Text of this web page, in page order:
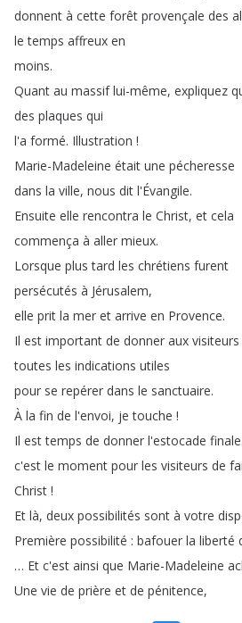
donnent à cette forêt provençale des
le temps affreux en
moins.
Quant au massif lui-même, expliquez
des plaques qui
l'a formé. Illustration !
Marie-Madeleine était une pécheresse
dans la ville, nous dit l'Évangile.
Ensuite elle rencontra le Christ, et cela
commença à aller mieux.
Lorsque plus tard les chrétiens furent
persécutés à Jérusalem,
elle prit la mer et arrive en Provence.
Il est important de donner aux visiteurs
toutes les indications utiles
pour se repérer dans le sanctuaire.
À la fin de l'envoi, je touche !
Il est temps de donner l'estocade finale
c'est le moment pour les visiteurs de
Christ !
Et là, deux possibilités sont à votre
Première possibilité : bafouer la liberté
… Et c'est ainsi que Marie-Madeleine
Une vie de prière et de pénitence,